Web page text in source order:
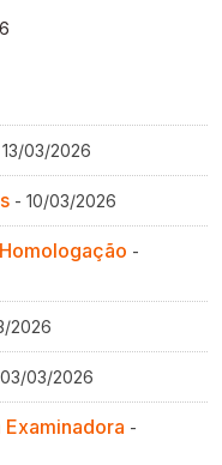
03/2026
- 10/03/2026
-
2026
03/2026
-
de
de
de
de
de